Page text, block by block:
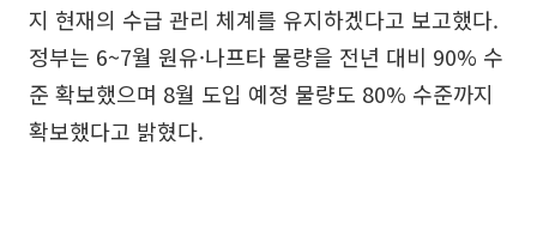
지 현재의 수급 관리 체계를 유지하겠다고 보고했다.
정부는 6~7월 원유·나프타 물량을 전년 대비 90% 수
준 확보했으며 8월 도입 예정 물량도 80% 수준까지
확보했다고 밝혔다.